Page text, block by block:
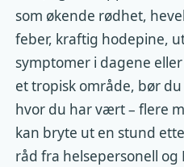
som økende rødhet,
feber, kraftig hodepine,
symptomer i dagene
et tropisk område, bør
hvor du har vært – flere
kan bryte ut en stund
råd fra helsepersonell